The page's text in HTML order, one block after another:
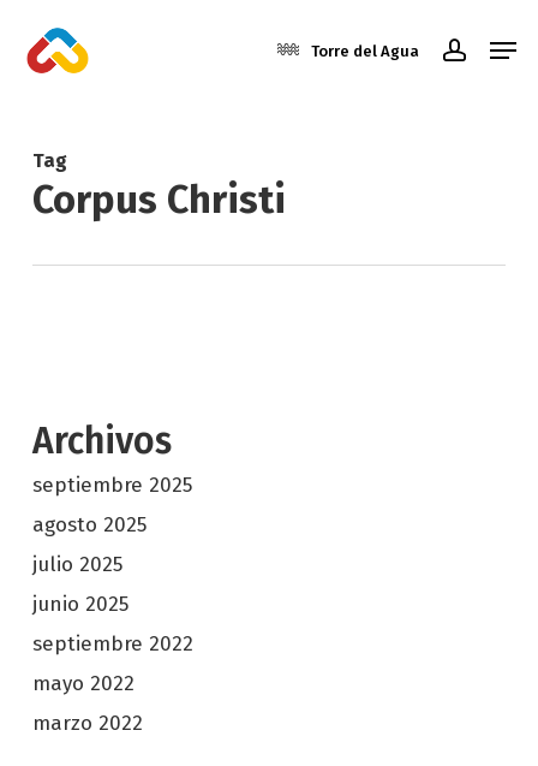
main
Torre del Agua account
Tag
Corpus Christi
Archivos
septiembre 2025
agosto 2025
julio 2025
junio 2025
septiembre 2022
mayo 2022
marzo 2022